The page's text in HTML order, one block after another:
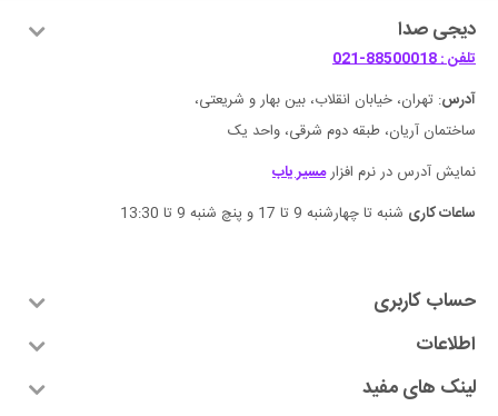
دیجی صدا
تلفن : 88500018-021
آدرس: تهران، خیابان انقلاب، بین بهار و شریعتی،
ساختمان آریان، طبقه دوم شرقی، واحد یک
نمایش آدرس در نرم افزارمسیر یاب
ساعات کاری شنبه تا چهارشنبه 9 تا 17 و پنچ شنبه 9 تا 13:30
حساب کاربری
اطلاعات
لینک های مفید